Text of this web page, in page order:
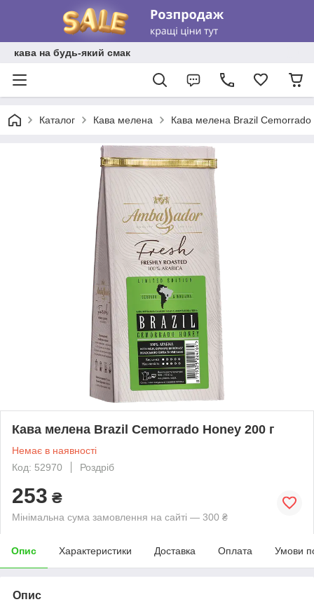
кава на будь-який смак
Каталог Кава мелена Кава мелена Brazil Cemorrado
Кава мелена Brazil Cemorrado Honey 200 г
Немає в наявності
Код: 52970
Роздріб
253 ₴
Мінімальна сума замовлення на сайті — 300 ₴
Опис Характеристики Доставка Оплата Умови
Опис